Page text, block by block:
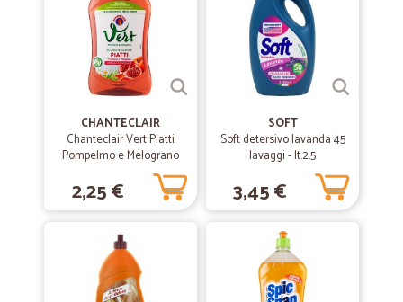
CHANTECLAIR
Chanteclair Vert Piatti
Pompelmo e Melograno
2,25 €
SOFT
Soft detersivo lavanda 45
lavaggi - lt.2.5
3,45 €